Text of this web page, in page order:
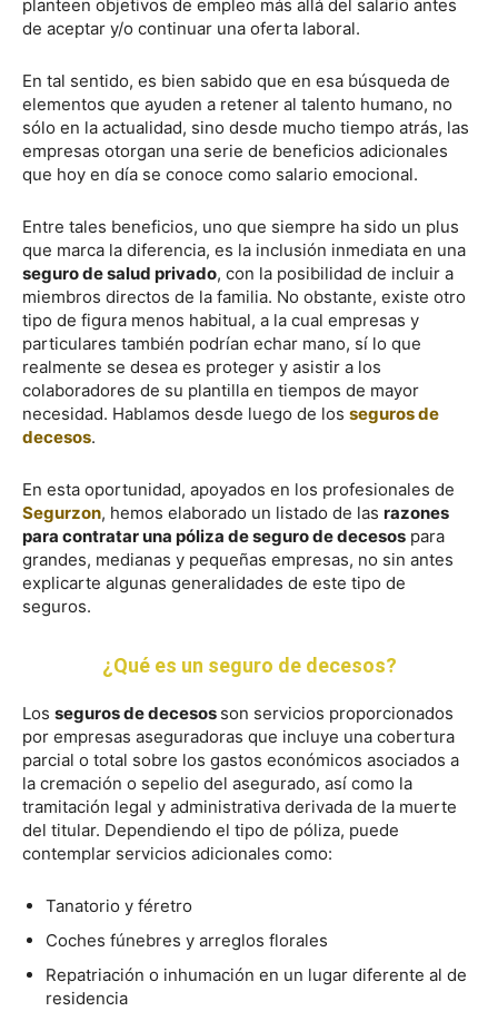
planteen objetivos de empleo más allá del salario antes
de aceptar y/o continuar una oferta laboral.
En tal sentido, es bien sabido que en esa búsqueda de
elementos que ayuden a retener al talento humano, no
sólo en la actualidad, sino desde mucho tiempo atrás, las
empresas otorgan una serie de beneficios adicionales
que hoy en día se conoce como salario emocional.
Entre tales beneficios, uno que siempre ha sido un plus
que marca la diferencia, es la inclusión inmediata en una
seguro de salud privado, con la posibilidad de incluir a
miembros directos de la familia. No obstante, existe otro
tipo de figura menos habitual, a la cual empresas y
particulares también podrían echar mano, sí lo que
realmente se desea es proteger y asistir a los
colaboradores de su plantilla en tiempos de mayor
necesidad. Hablamos desde luego de los seguros de
decesos.
En esta oportunidad, apoyados en los profesionales de
Segurzon, hemos elaborado un listado de las razones
para contratar una póliza de seguro de decesos para
grandes, medianas y pequeñas empresas, no sin antes
explicarte algunas generalidades de este tipo de
seguros.
¿Qué es un seguro de decesos?
Los seguros de decesos son servicios proporcionados
por empresas aseguradoras que incluye una cobertura
parcial o total sobre los gastos económicos asociados a
la cremación o sepelio del asegurado, así como la
tramitación legal y administrativa derivada de la muerte
del titular. Dependiendo el tipo de póliza, puede
contemplar servicios adicionales como:
Tanatorio y féretro
Coches fúnebres y arreglos florales
Repatriación o inhumación en un lugar diferente al de
residencia